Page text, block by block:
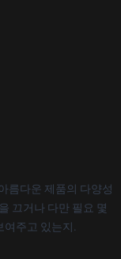
름다운 제품의 다양성
끄거나 다만 필요 몇
주고 있는지.